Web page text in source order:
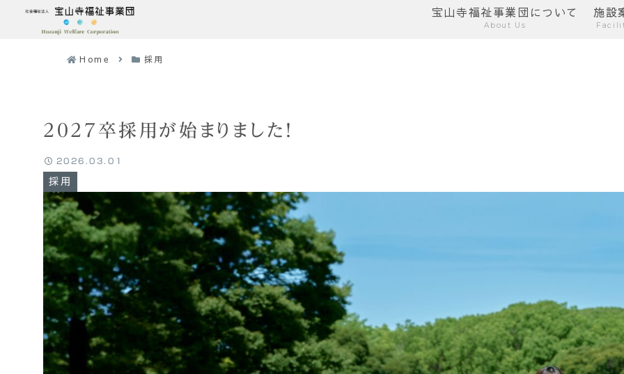
宝山寺福祉事業団について
About Us
施設
Home 採用
2027卒採用が始まりました！
採用
2026.03.01